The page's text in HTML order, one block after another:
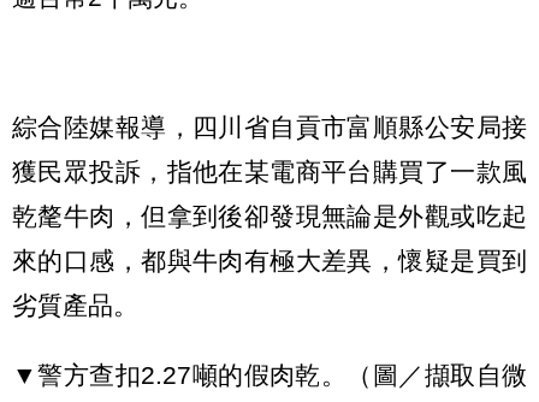
綜合陸媒報導，四川省自貢市富順縣公安局接
獲民眾投訴，指他在某電商平台購買了一款風
乾氂牛肉，但拿到後卻發現無論是外觀或吃起
來的口感，都與牛肉有極大差異，懷疑是買到
劣質產品。
▼警方查扣2.27噸的假肉乾。（圖／擷取自微